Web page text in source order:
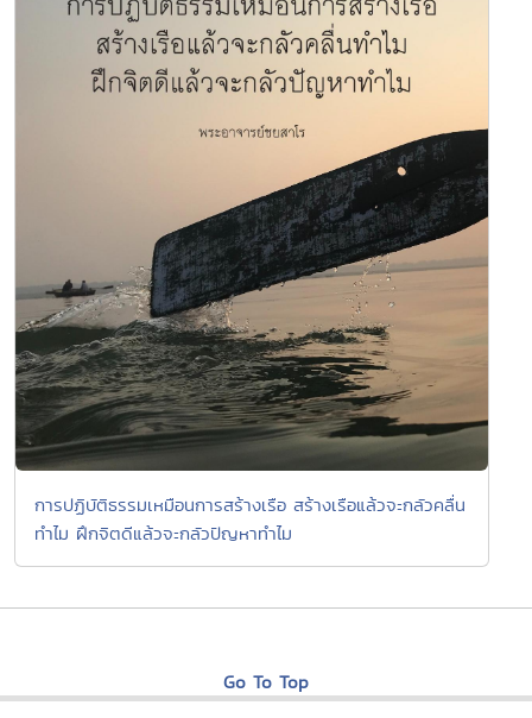
การปฏิบัติธรรมเหมือนการสร้างเรือ สร้างเรือแล้วจะกลัวคลื่น
ทำไม ฝึกจิตดีแล้วจะกลัวปัญหาทำไม
Go To Top